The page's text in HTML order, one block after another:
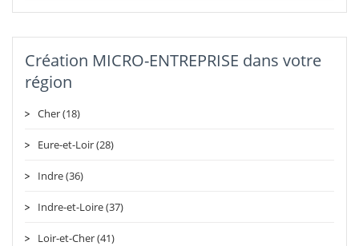
Création MICRO-ENTREPRISE dans votre
région
Cher (18)
Eure-et-Loir (28)
Indre (36)
Indre-et-Loire (37)
Loir-et-Cher (41)